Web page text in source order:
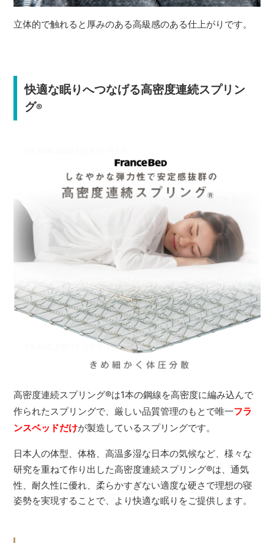
立体的で触れると厚みのある高級感のある仕上がりです。
快適な眠りへつなげる高密度連続スプリン
グ®
高密度連続スプリング®は1本の鋼線を高密度に編み込んで
作られたスプリングで、厳しい品質管理のもとで唯一フラ
ンスベッドだけが製造しているスプリングです。
日本人の体型、体格、高温多湿な日本の気候など、様々な
研究を重ねて作り出した高密度連続スプリング®は、通気
性、耐久性に優れ、柔らかすぎない適度な硬さで理想の寝
姿勢を実現することで、より快適な眠りをご提供します。